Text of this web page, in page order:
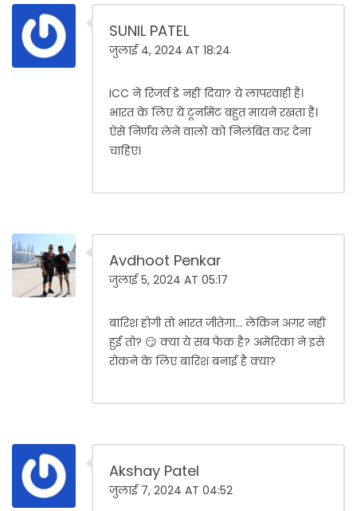
SUNIL PATEL
जुलाई 4, 2024 AT 18:24
ICC ने रिजर्व डे नहीं दिया? ये लापरवाही है।
भारत के लिए ये टूर्नामेंट बहुत मायने रखता है।
ऐसे निर्णय लेने वालों को निलंबित कर देना
चाहिए।
Avdhoot Penkar
जुलाई 5, 2024 AT 05:17
बारिश होगी तो भारत जीतेगा... लेकिन अगर नहीं
हुई तो? 😏 क्या ये सब फेक है? अमेरिका ने इसे
रोकने के लिए बारिश बनाई है क्या?
Akshay Patel
जुलाई 7, 2024 AT 04:52